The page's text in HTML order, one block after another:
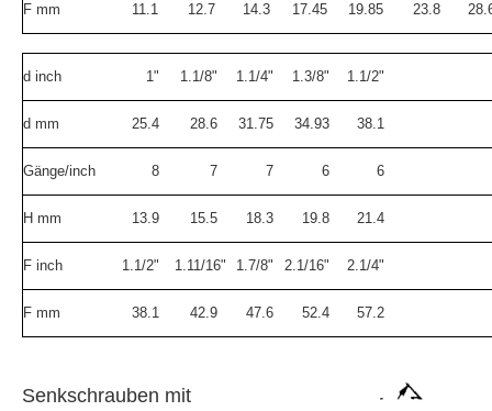
F mm 11.1 12.7 14.3 17.45 19.85 23.8
d inch 1" 1.1/8" 1.1/4" 1.3/8" 1.1/2"
d mm 25.4 28.6 31.75 34.93 38.1
Gänge/inch 8 7 7 6 6
H mm 13.9 15.5 18.3 19.8 21.4
F inch 1.1/2" 1.11/16" 1.7/8" 2.1/16" 2.1/4"
F mm 38.1 42.9 47.6 52.4 57.2
Senkschrauben mit